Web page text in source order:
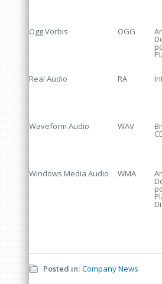
Ogg Vorbis OGG
Real Audio RA
Waveform Audio WAV
Windows Media Audio WMA
Posted in: Company News